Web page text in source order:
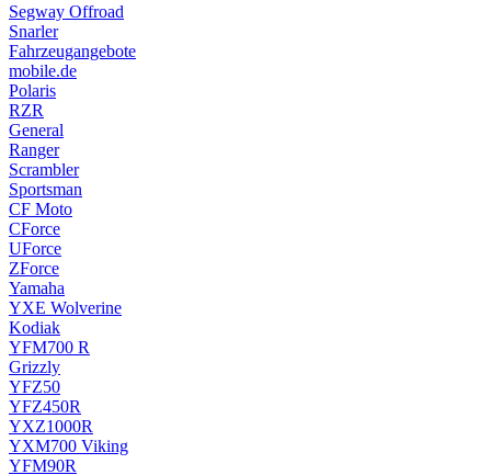
Segway Offroad
Snarler
Fahrzeugangebote
mobile.de
Polaris
RZR
General
Ranger
Scrambler
Sportsman
CF Moto
CForce
UForce
ZForce
Yamaha
YXE Wolverine
Kodiak
YFM700 R
Grizzly
YFZ50
YFZ450R
YXZ1000R
YXM700 Viking
YFM90R